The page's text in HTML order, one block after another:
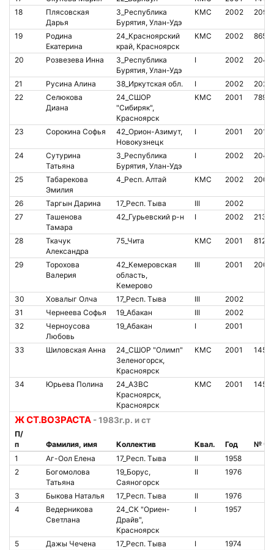
18
Плясовская
Дарья
3_Республика
Бурятия, Улан-Удэ
КМС 2002
19
Родина
Екатерина
24_Красноярский
край, Красноярск
КМС 2002
20 Розвезева Инна
3_Республика
Бурятия, Улан-Удэ
I 2002
21 Русина Алина 38_Иркутская обл. I 2002
22
Селюкова
Диана
24_СШОР
"Сибиряк",
Красноярск
КМС 2001
23 Сорокина Софья
42_Орион-Азимут,
Новокузнецк
I 2001
24
Сутурина
Татьяна
3_Республика
Бурятия, Улан-Удэ
I 2002
25
Табарекова
Эмилия
4_Респ. Алтай КМС 2002
26 Таргын Дарина 17_Респ. Тыва III
2002
27
Ташенова
Тамара
42_Гурьевский р-н I 2002
28
Ткачук
Александра
75_Чита КМС 2001
29
Торохова
Валерия
42_Кемеровская
область,
Кемерово
III 2001
30 Ховалыг Олча 17_Респ. Тыва III
2002
31
Чернеева Софья 19_Абакан III
2002
32
Черноусова
Любовь
19_Абакан I 2001
33 Шиловская Анна
24_СШОР "Олимп"
Зеленогорск,
Красноярск
КМС 2001
34 Юрьева Полина
24_АЗВС
Красноярск,
Красноярск
КМС 2001
Ж СТ.ВОЗРАСТА - 1983г.р. и ст
П/
п
Фамилия, имя Коллектив Квал. Год
№
1
Аг-Оол Елена 17_Респ. Тыва II
1958
2
Богомолова
Татьяна
19_Борус,
Саяногорск
II 1976
3 Быкова Наталья 17_Респ. Тыва II
1976
4
Ведерникова
Светлана
24_СК "Ориен-
Драйв",
Красноярск
I 1957
5 Дажы Чечена 17_Респ. Тыва I
1974